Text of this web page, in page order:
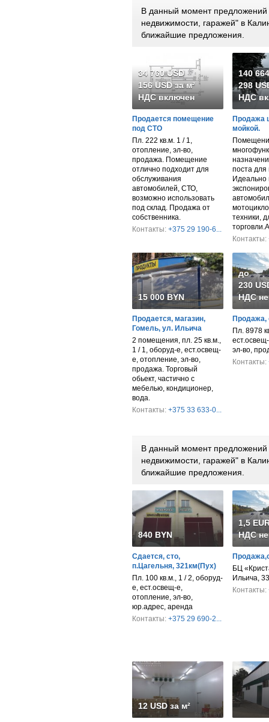
В данный момент
недвижимости, гаражей" в
ближайшие предложения.
34 760 USD
156 USD за м²
НДС включен
Продается помещение
под СТО
Пл. 222 кв.м. 1 / 1,
отопление, эл-во,
продажа. Помещение
отлично подходит для
обслуживания
автомобилей, СТО,
возможно использовать
под склад. Продажа от
собственника.
Контакты: +375 29 190-6...
140
298
НДС
Продажа
мойкой.
поста для
Идеально
техники,
Контакты:
15 000 BYN
Продается, магазин,
Гомель, ул. Ильича
2 помещения, пл. 25 кв.м.,
1 / 1, оборуд-е, ест.освещ-
е, отопление, эл-во,
продажа. Торговый
обьект, частично с
мебелью, кондиционер,
вода.
Контакты: +375 33 633-0...
до
230
НДС
Продажа,
Пл. 8978
эл-во,
Контакты:
В данный момент предложений
недвижимости, гаражей" в
ближайшие предложения.
840 BYN
Сдается, сто,
п.Цагельня, 321км(Пух)
Пл. 100 кв.м., 1 / 2, оборуд-
е, ест.освещ-е,
отопление, эл-во,
юр.адрес, аренда
Контакты: +375 29 690-2...
1,5
НДС
БЦ
Ильича,
Контакты:
12 USD за м²